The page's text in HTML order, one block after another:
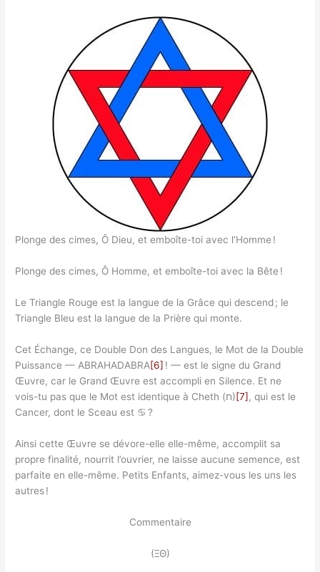
Plonge des cimes, Ô Dieu, et emboîte-toi avec l’Homme !
Plonge des cimes, Ô Homme, et emboîte-toi avec la Bête !
Le Triangle Rouge est la langue de la Grâce qui descend ; le
Triangle Bleu est la langue de la Prière qui monte.
Cet Échange, ce Double Don des Langues, le Mot de la Double
Puissance — ABRAHADABRA[6] ! — est le signe du Grand
Œuvre, car le Grand Œuvre est accompli en Silence. Et ne
vois-tu pas que le Mot est identique à Cheth (ח)
[7] , qui est le
Cancer, dont le Sceau est ♋︎ ?
Ainsi cette Œuvre se dévore-elle elle-même, accomplit sa
propre finalité, nourrit l’ouvrier, ne laisse aucune semence, est
parfaite en elle-même. Petits Enfants, aimez-vous les uns les
autres !
Commentaire
(ΞΘ)